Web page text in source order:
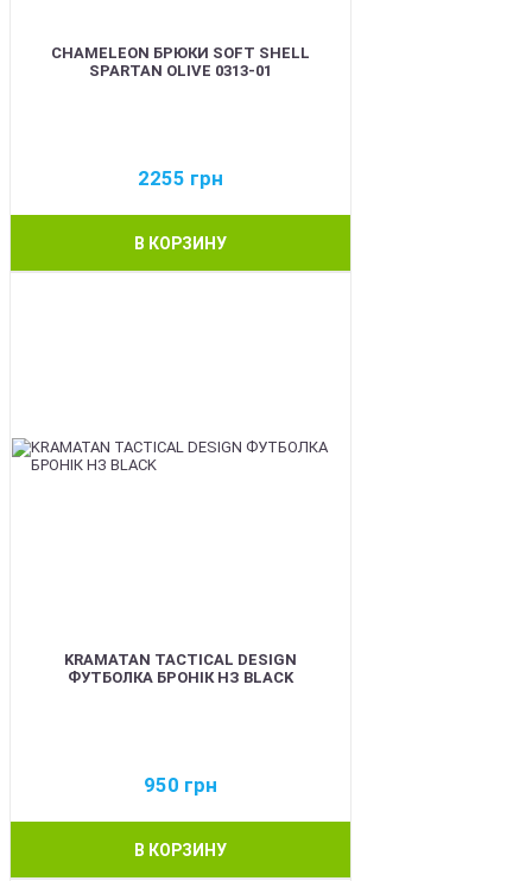
CHAMELEON БРЮКИ SOFT SHELL
SPARTAN OLIVE 0313-01
2255 грн
В КОРЗИНУ
KRAMATAN TACTICAL DESIGN
ФУТБОЛКА БРОНІК НЗ BLACK
950 грн
В КОРЗИНУ